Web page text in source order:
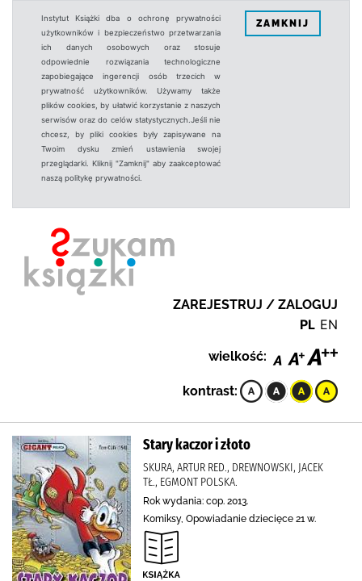
Instytut Książki dba o ochronę prywatności
użytkowników i bezpieczeństwo przetwarzania
ich danych osobowych oraz stosuje
odpowiednie rozwiązania technologiczne
zapobiegające ingerencji osób trzecich w
prywatność użytkowników. Używamy także
plików cookies, by ułatwić korzystanie z naszych
serwisów oraz do celów statystycznych.Jeśli nie
chcesz, by pliki cookies były zapisywane na
Twoim dysku zmień ustawienia swojej
przeglądarki. Kliknij "Zamknij" aby zaakceptować
naszą politykę prywatności.
ZAMKNIJ
ZAREJESTRUJ / ZALOGUJ
PL EN
wielkość:
kontrast:
Stary kaczor i złoto
SKURA, ARTUR RED., DREWNOWSKI, JACEK
TŁ., EGMONT POLSKA.
Rok wydania: cop. 2013.
Komiksy, Opowiadanie dziecięce 21 w.